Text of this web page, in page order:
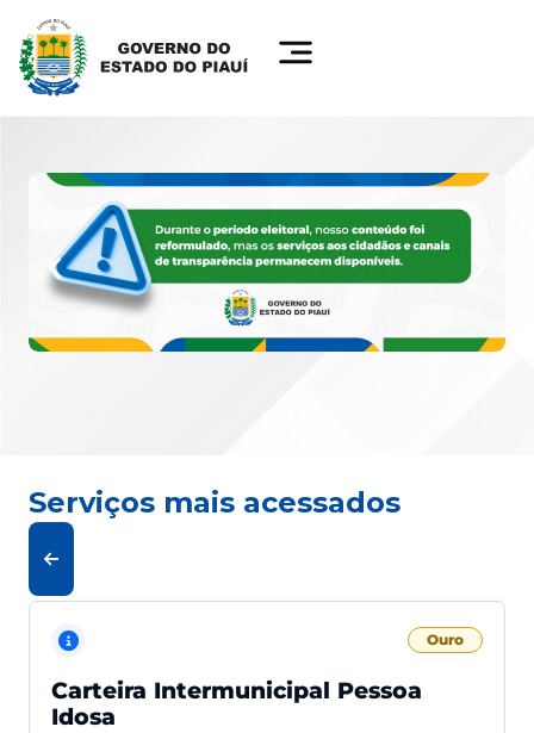
Serviços mais acessados
Ouro
Carteira Intermunicipal Pessoa
Idosa